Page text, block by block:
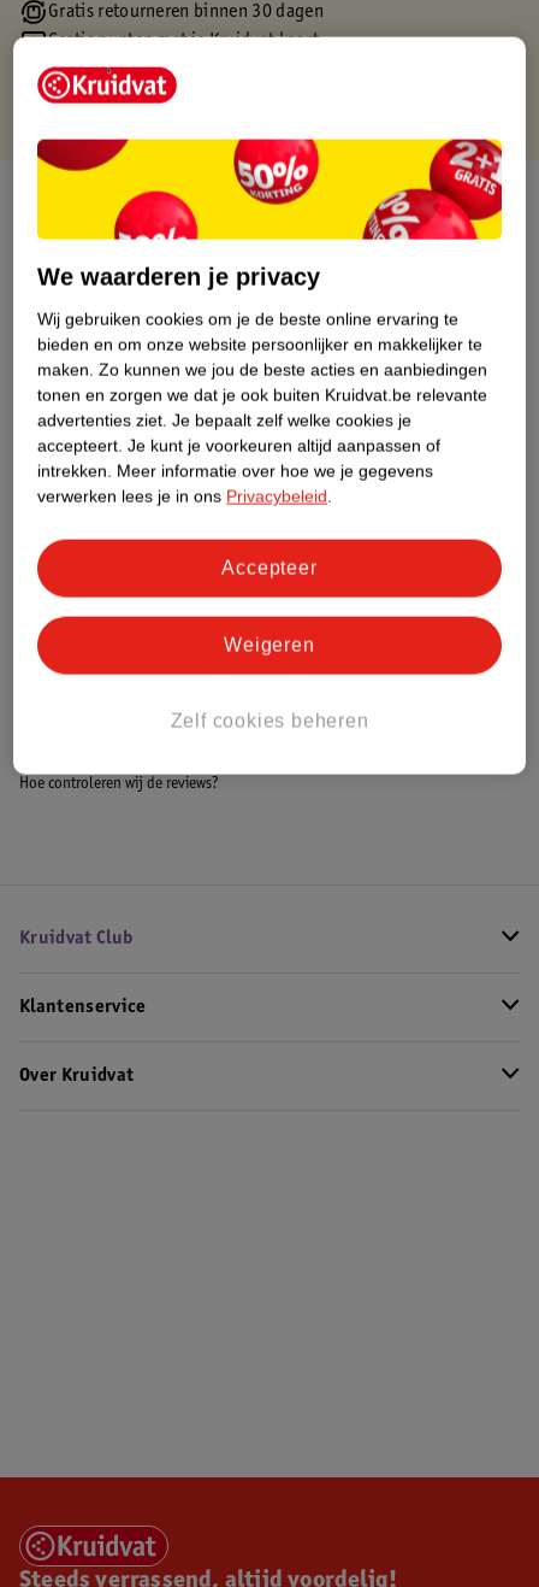
Gratis retourneren binnen 30 dagen
Gratis punten met je Kruidvat kaart
Over dit product
Etiketinformatie
Nature Impact Score
Dit product heeft (nog) geen Nature
Bestel & Bezorginformatie
Bekijk ook
Alle Tissues en zakdoekjes
Hoe controleren wij de reviews?
Kruidvat Club
Klantenservice
Over Kruidvat
Steeds verrassend, altijd voordelig!
We waarderen je privacy
Wij gebruiken cookies om je de beste online ervaring te
bieden en om onze website persoonlijker en makkelijker te
maken. Zo kunnen we jou de beste acties en aanbiedingen
tonen en zorgen we dat je ook buiten Kruidvat.be relevante
advertenties ziet. Je bepaalt zelf welke cookies je
accepteert. Je kunt je voorkeuren altijd aanpassen of
intrekken. Meer informatie over hoe we je gegevens
verwerken lees je in ons Privacybeleid.
Zelf cookies beheren
Weigeren
Accepteer